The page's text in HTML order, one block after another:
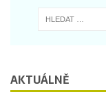
AKTUÁLNĚ